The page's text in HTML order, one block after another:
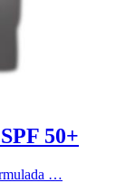
50+
…